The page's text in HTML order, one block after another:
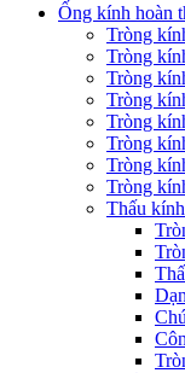
Ống kính hoàn
Tròng
Tròng
Tròng
Tròng
Tròng
Tròng
Tròng
Tròng
Thấu